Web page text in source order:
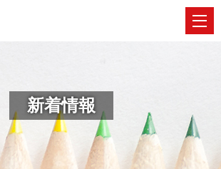
新着情報